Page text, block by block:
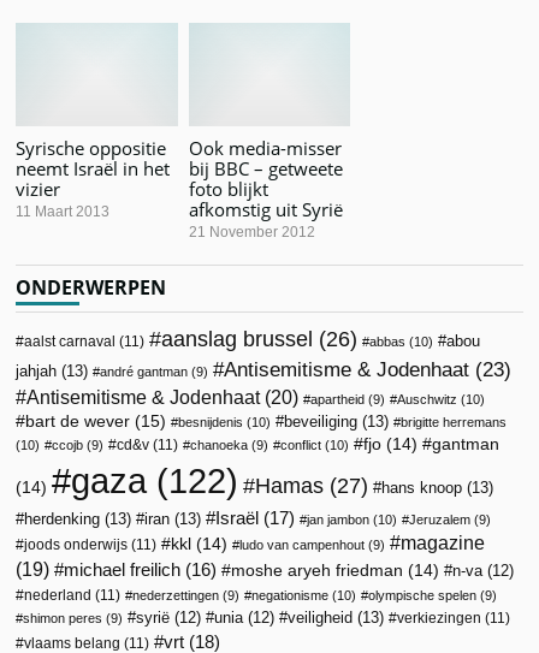
Syrische oppositie
neemt Israël in het
vizier
11 Maart 2013
Ook media-misser
bij BBC – getweete
foto blijkt
afkomstig uit Syrië
21 November 2012
ONDERWERPEN
aalst carnaval (11) aanslag brussel (26) abbas (10)
abou
jahjah (13) andré gantman (9) Antisemitisme & Jodenhaat (23)
Antisemitisme & Jodenhaat(20) apartheid (9) Auschwitz (10)
bart de wever (15) besnijdenis (10) beveiliging (13)
brigitte herremans
(10)
ccojb (9) cd&v (11) chanoeka (9) conflict (10) fjo (14) gantman
(14) gaza(122) Hamas (27) hans knoop (13)
herdenking (13) iran (13) Israël (17) jan jambon (10) Jeruzalem (9)
joods onderwijs (11) kkl (14) ludo van campenhout (9)
magazine
(19)
michael freilich (16) moshe aryeh friedman (14) n-va(12)
nederland (11) nederzettingen (9) negationisme (10) olympische spelen (9)
shimon peres (9) syrië (12) unia(12) veiligheid (13) verkiezingen (11)
vlaams belang (11) vrt (18)